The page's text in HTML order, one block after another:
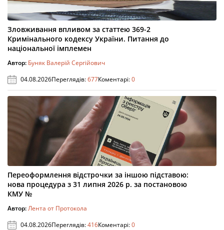
Зловживання впливом за статтею 369-2
Кримінального кодексу України. Питання до
національної імплемен
Автор: Буняк Валерій Сергійович
04.08.2026Переглядів:677Коментарі:0
Переоформлення відстрочки за іншою підставою:
нова процедура з 31 липня 2026 р. за постановою
КМУ №
Автор:Лента от Протокола
04.08.2026Переглядів:416Коментарі:0